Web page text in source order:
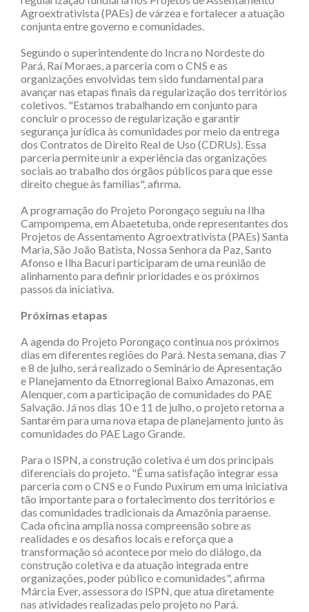
Agroextrativista (PAEs) de várzea e fortalecer a atuação
conjunta entre governo e comunidades.
Segundo o superintendente do Incra no Nordeste do
Pará, Raí Moraes, a parceria com o CNS e as
organizações envolvidas tem sido fundamental para
avançar nas etapas finais da regularização dos territórios
coletivos. "Estamos trabalhando em conjunto para
concluir o processo de regularização e garantir
segurança jurídica às comunidades por meio da entrega
dos Contratos de Direito Real de Uso (CDRUs). Essa
parceria permite unir a experiência das organizações
sociais ao trabalho dos órgãos públicos para que esse
direito chegue às famílias", afirma.
A programação do Projeto Porongaço seguiu na Ilha
Campompema, em Abaetetuba, onde representantes dos
Projetos de Assentamento Agroextrativista (PAEs) Santa
Maria, São João Batista, Nossa Senhora da Paz, Santo
Afonso e Ilha Bacuri participaram de uma reunião de
alinhamento para definir prioridades e os próximos
passos da iniciativa.
Próximas etapas
A agenda do Projeto Porongaço continua nos próximos
dias em diferentes regiões do Pará. Nesta semana, dias 7
e 8 de julho, será realizado o Seminário de Apresentação
e Planejamento da Etnorregional Baixo Amazonas, em
Alenquer, com a participação de comunidades do PAE
Salvação. Já nos dias 10 e 11 de julho, o projeto retorna a
Santarém para uma nova etapa de planejamento junto às
comunidades do PAE Lago Grande.
Para o ISPN, a construção coletiva é um dos principais
diferenciais do projeto. "É uma satisfação integrar essa
parceria com o CNS e o Fundo Puxirum em uma iniciativa
tão importante para o fortalecimento dos territórios e
das comunidades tradicionais da Amazônia paraense.
Cada oficina amplia nossa compreensão sobre as
realidades e os desafios locais e reforça que a
transformação só acontece por meio do diálogo, da
construção coletiva e da atuação integrada entre
organizações, poder público e comunidades", afirma
Márcia Ever, assessora do ISPN, que atua diretamente
nas atividades realizadas pelo projeto no Pará.